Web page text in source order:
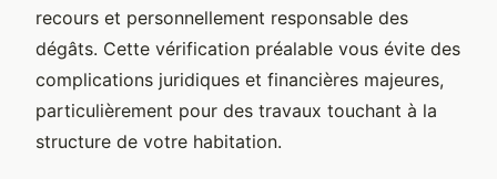
recours et personnellement responsable des
dégâts. Cette vérification préalable vous évite des
complications juridiques et financières majeures,
particulièrement pour des travaux touchant à la
structure de votre habitation.